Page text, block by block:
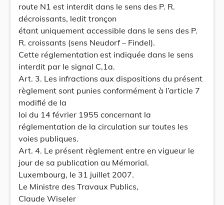
route N1 est interdit dans le sens des P. R.
décroissants, ledit tronçon
étant uniquement accessible dans le sens des P.
R. croissants (sens Neudorf – Findel).
Cette réglementation est indiquée dans le sens
interdit par le signal C,1a.
Art. 3. Les infractions aux dispositions du présent
règlement sont punies conformément à l’article 7
modifié de la
loi du 14 février 1955 concernant la
réglementation de la circulation sur toutes les
voies publiques.
Art. 4. Le présent règlement entre en vigueur le
jour de sa publication au Mémorial.
Luxembourg, le 31 juillet 2007.
Le Ministre des Travaux Publics,
Claude Wiseler